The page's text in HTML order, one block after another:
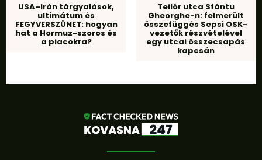
USA–Irán tárgyalások,
ultimátum és
FEGYVERSZÜNET: hogyan
hat a Hormuz-szoros és
a piacokra?
Teilór utca Sfântu
Gheorghe-n: felmerült
összefüggés Sepsi OSK-
vezetők részvételével
egy utcai összecsapás
kapcsán